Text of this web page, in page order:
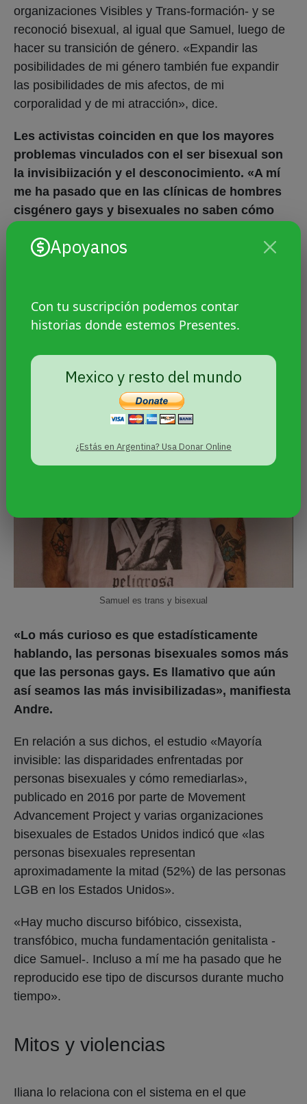
Apoyanos
Con tu suscripción podemos contar
historias donde estemos Presentes.
Mexico y resto del mundo
¿Estás en Argentina? Usa Donar Online
organizaciones Visibles y Trans-formación- y se
reconoció bisexual, al igual que Samuel, luego de
hacer su transición de género. «Expandir las
posibilidades de mi género también fue expandir
las posibilidades de mis afectos, de mi
corporalidad y de mi atracción», dice.
Les activistas coinciden en que los mayores
problemas vinculados con el ser bisexual son
la invisibiización y el desconocimiento. «A mí
me ha pasado que en las clínicas de hombres
cisgénero gays y bisexuales no saben cómo
Samuel es trans y bisexual
«Lo más curioso es que estadísticamente
hablando, las personas bisexuales somos más
que las personas gays. Es llamativo que aún
así seamos las más invisibilizadas», manifiesta
Andre.
En relación a sus dichos, el estudio «Mayoría
invisible: las disparidades enfrentadas por
personas bisexuales y cómo remediarlas»,
publicado en 2016 por parte de Movement
Advancement Project y varias organizaciones
bisexuales de Estados Unidos indicó que «las
personas bisexuales representan
aproximadamente la mitad (52%) de las personas
LGB en los Estados Unidos».
«Hay mucho discurso bifóbico, cissexista,
transfóbico, mucha fundamentación genitalista -
dice Samuel-. Incluso a mí me ha pasado que he
reproducido ese tipo de discursos durante mucho
tiempo».
Mitos y violencias
Iliana lo relaciona con el sistema en el que